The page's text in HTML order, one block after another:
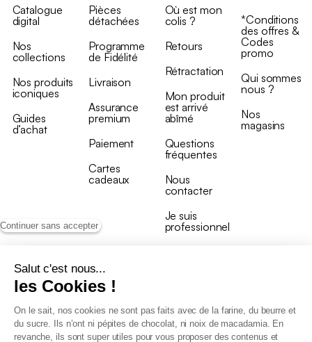
Continuer sans accepter
Salut c'est nous...
les Cookies !
On le sait, nos cookies ne sont pas faits avec de la farine, du beurre et
du sucre. Ils n’ont ni pépites de chocolat, ni noix de macadamia. En
revanche, ils sont super utiles pour vous proposer des contenus et
Catalogue
digital
Nos
collections
Nos produits
iconiques
Guides
d’achat
Pièces
détachées
Programme
de Fidélité
Livraison
Assurance
premium
Paiement
Cartes
cadeaux
Où est mon
colis ?
Retours
Rétractation
Mon produit
est arrivé
abîmé
Questions
fréquentes
Nous
contacter
Je suis
professionnel
*Conditions
des offres &
Codes
promo
Qui sommes
nous ?
Nos
magasins
Conditions générales de vente
Conditions générales du programme de fidélité